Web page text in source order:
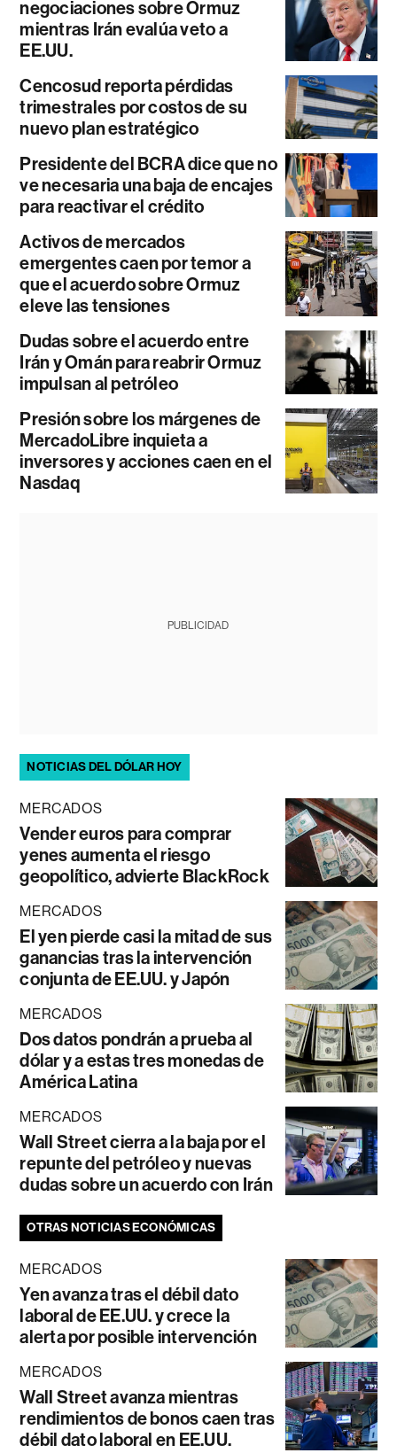
negociaciones sobre Ormuz
mientras Irán evalúa veto a
EE.UU.
Cencosud reporta pérdidas
trimestrales por costos de su
nuevo plan estratégico
Presidente del BCRA dice que no
ve necesaria una baja de encajes
para reactivar el crédito
Activos de mercados
emergentes caen por temor a
que el acuerdo sobre Ormuz
eleve las tensiones
Dudas sobre el acuerdo entre
Irán y Omán para reabrir Ormuz
impulsan al petróleo
Presión sobre los márgenes de
MercadoLibre inquieta a
inversores y acciones caen en el
Nasdaq
PUBLICIDAD
NOTICIAS DEL DÓLAR HOY
MERCADOS
Vender euros para comprar
yenes aumenta el riesgo
geopolítico, advierte BlackRock
MERCADOS
El yen pierde casi la mitad de sus
ganancias tras la intervención
conjunta de EE.UU. y Japón
MERCADOS
Dos datos pondrán a prueba al
dólar y a estas tres monedas de
América Latina
MERCADOS
Wall Street cierra a la baja por el
repunte del petróleo y nuevas
dudas sobre un acuerdo con Irán
OTRAS NOTICIAS ECONÓMICAS
MERCADOS
Yen avanza tras el débil dato
laboral de EE.UU. y crece la
alerta por posible intervención
MERCADOS
Wall Street avanza mientras
rendimientos de bonos caen tras
débil dato laboral en EE.UU.